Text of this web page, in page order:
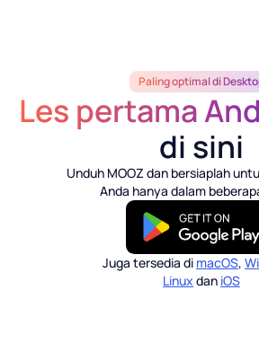
Paling optimal di
Les pertama
di sini
Unduh MOOZ dan bersiaplah
Anda hanya dalam
Juga tersedia di macOS,
Linux dan iOS